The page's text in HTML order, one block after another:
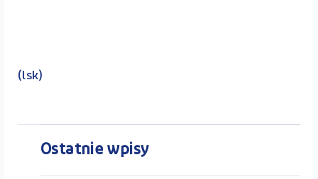
(lsk)
Ostatnie wpisy